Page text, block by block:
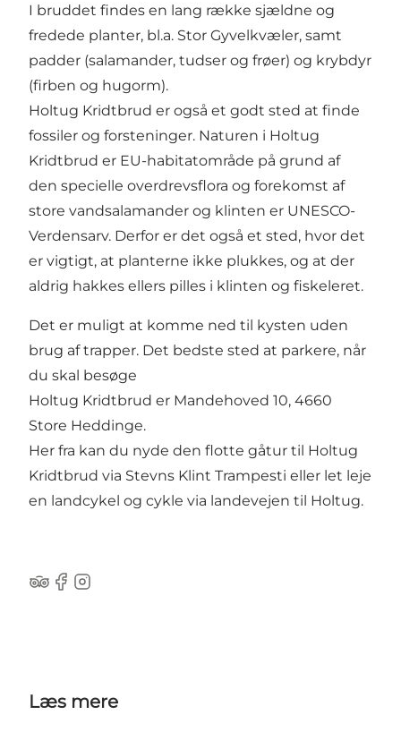
I bruddet findes en lang række sjældne og
fredede planter, bl.a. Stor Gyvelkvæler, samt
padder (salamander, tudser og frøer) og krybdyr
(firben og hugorm).
Holtug Kridtbrud er også et godt sted at finde
fossiler og forsteninger. Naturen i Holtug
Kridtbrud er EU-habitatområde på grund af
den specielle overdrevsflora og forekomst af
store vandsalamander og klinten er UNESCO-
Verdensarv. Derfor er det også et sted, hvor det
er vigtigt, at planterne ikke plukkes, og at der
aldrig hakkes ellers pilles i klinten og fiskeleret.
Det er muligt at komme ned til kysten uden
brug af trapper. Det bedste sted at parkere, når
du skal besøge
Holtug Kridtbrud er Mandehoved 10, 4660
Store Heddinge.
Her fra kan du nyde den flotte gåtur til Holtug
Kridtbrud via Stevns Klint Trampesti eller let leje
en landcykel og cykle via landevejen til Holtug.
Tripadvisor
Facebook
Instagram
Læs mere